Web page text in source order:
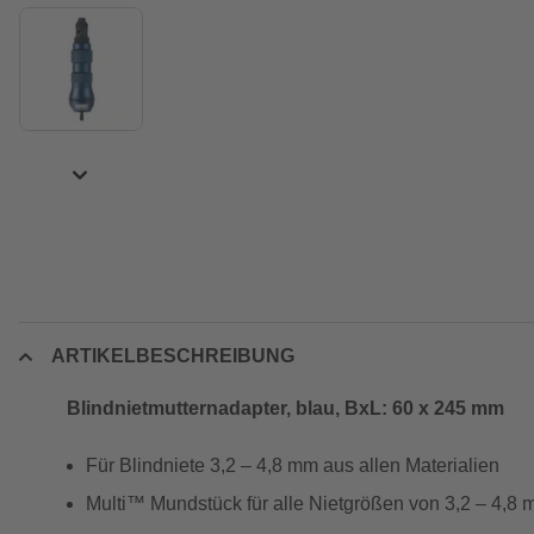
ARTIKELBESCHREIBUNG
Blindnietmutternadapter, blau, BxL: 60 x 245 mm
Für Blindniete 3,2 – 4,8 mm aus allen Materialien
Multi™ Mundstück für alle Nietgrößen von 3,2 – 4,8